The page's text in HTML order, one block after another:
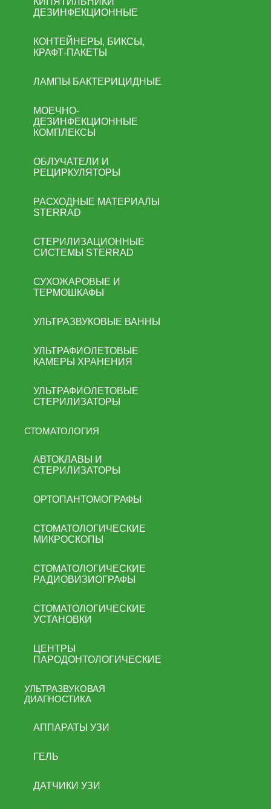
ДЕЗИНФЕКЦИОННЫЕ
КОНТЕЙНЕРЫ, БИКСЫ,
КРАФТ-ПАКЕТЫ
ЛАМПЫ БАКТЕРИЦИДНЫЕ
МОЕЧНО-
ДЕЗИНФЕКЦИОННЫЕ
КОМПЛЕКСЫ
ОБЛУЧАТЕЛИ И
РЕЦИРКУЛЯТОРЫ
РАСХОДНЫЕ МАТЕРИАЛЫ
STERRAD
СТЕРИЛИЗАЦИОННЫЕ
СИСТЕМЫ STERRAD
СУХОЖАРОВЫЕ И
ТЕРМОШКАФЫ
УЛЬТРАЗВУКОВЫЕ ВАННЫ
УЛЬТРАФИОЛЕТОВЫЕ
КАМЕРЫ ХРАНЕНИЯ
УЛЬТРАФИОЛЕТОВЫЕ
СТЕРИЛИЗАТОРЫ
СТОМАТОЛОГИЯ
АВТОКЛАВЫ И
СТЕРИЛИЗАТОРЫ
ОРТОПАНТОМОГРАФЫ
СТОМАТОЛОГИЧЕСКИЕ
МИКРОСКОПЫ
СТОМАТОЛОГИЧЕСКИЕ
РАДИОВИЗИОГРАФЫ
СТОМАТОЛОГИЧЕСКИЕ
УСТАНОВКИ
ЦЕНТРЫ
ПАРОДОНТОЛОГИЧЕСКИЕ
УЛЬТРАЗВУКОВАЯ
ДИАГНОСТИКА
АППАРАТЫ УЗИ
ГЕЛЬ
ДАТЧИКИ УЗИ